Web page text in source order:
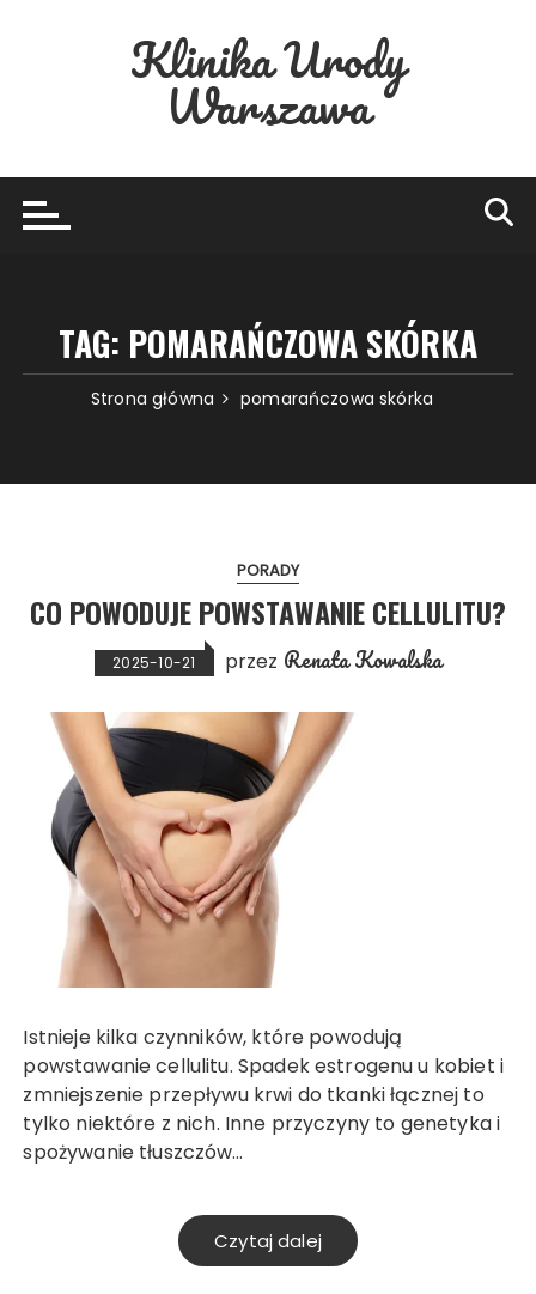
Klinika Urody
Warszawa
TAG: POMARAŃCZOWA SKÓRKA
Strona główna pomarańczowa skórka
PORADY
CO POWODUJE POWSTAWANIE CELLULITU?
2025-10-21 przez Renata Kowalska
Istnieje kilka czynników, które powodują
powstawanie cellulitu. Spadek estrogenu u kobiet i
zmniejszenie przepływu krwi do tkanki łącznej to
tylko niektóre z nich. Inne przyczyny to genetyka i
spożywanie tłuszczów…
Czytaj dalej